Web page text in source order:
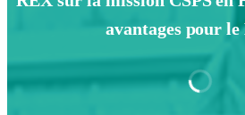
avantages pour